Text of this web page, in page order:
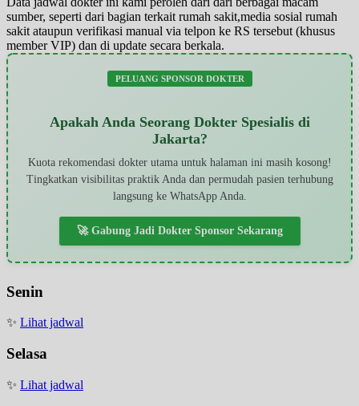
sumber, seperti dari bagian terkait rumah sakit,media sosial rumah
sakit ataupun verifikasi manual via telpon ke RS tersebut (khusus
member VIP) dan di update secara berkala.
PELUANG SPONSOR DOKTER
Apakah Anda Seorang Dokter Spesialis di
Jakarta?
Kuota rekomendasi dokter utama untuk halaman ini masih kosong!
Tingkatkan visibilitas praktik Anda dan permudah pasien terhubung
langsung ke WhatsApp Anda.
🚀 Gabung Jadi Dokter Sponsor Sekarang
Senin
✨ Lihat jadwal
Selasa
✨ Lihat jadwal